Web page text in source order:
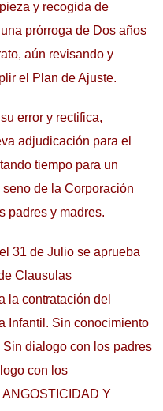
y recogida de
prórroga de Dos años
aún revisando y
el Plan de Ajuste.
error y rectifica,
adjudicación para el
tiempo para un
de la Corporación
padres y madres.
31 de Julio se aprueba
Clausulas
la contratación del
Infantil. Sin conocimiento
dialogo con los padres
con los
Y